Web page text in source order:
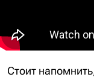
Стоит